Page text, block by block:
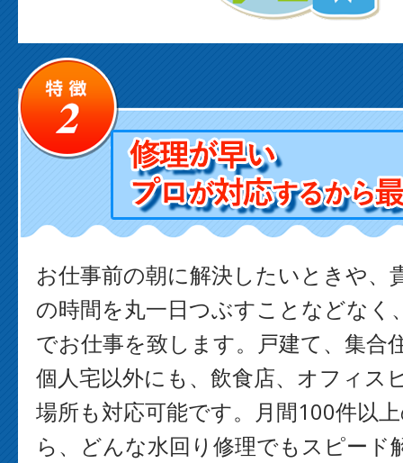
お仕事前の朝に解決したいときや、
の時間を丸一日つぶすことなどなく
でお仕事を致します。戸建て、集合
個人宅以外にも、飲食店、オフィス
場所も対応可能です。月間100件以
ら、どんな水回り修理でもスピード